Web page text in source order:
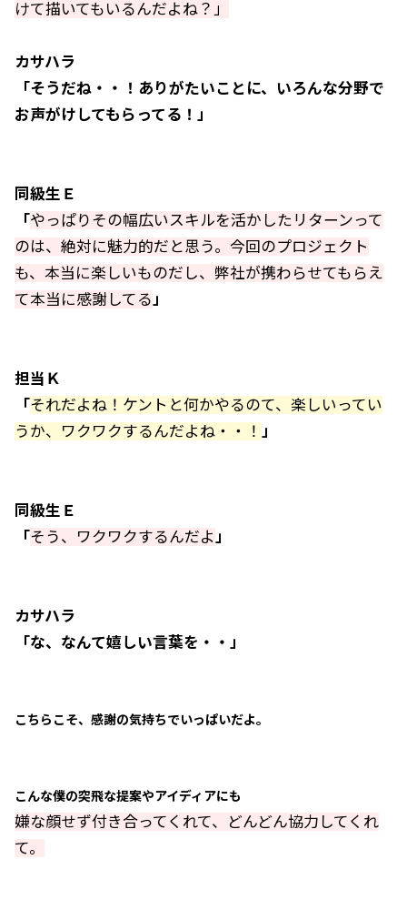
けて描いてもいるんだよね？」
カサハラ
「そうだね・・！ありがたいことに、いろんな分野で
お声がけしてもらってる！」
同級生Ｅ
「やっぱりその幅広いスキルを活かしたリターンって
のは、絶対に魅力的だと思う。今回のプロジェクト
も、本当に楽しいものだし、弊社が携わらせてもらえ
て本当に感謝してる」
担当Ｋ
「それだよね！ケントと何かやるのて、楽しいってい
うか、ワクワクするんだよね・・！ 」
同級生Ｅ
「そう、ワクワクするんだよ」
カサハラ
「な、なんて嬉しい言葉を・・」
こちらこそ、感謝の気持ちでいっぱいだよ。
こんな僕の突飛な提案やアイディアにも
嫌な顔せず付き合ってくれて、どんどん協力してくれ
て。